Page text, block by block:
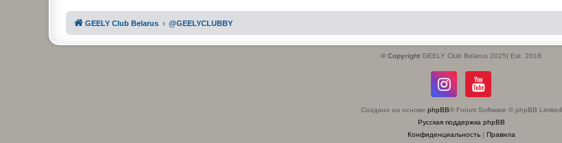
GEELY Club Belarus @GEELYCLUBBY
© Copyright GEELY Club Belarus 2025| Est. 2018
Создано на основе phpBB® Forum Software © phpBB Limited
Русская поддержка phpBB
Конфиденциальность| Правила